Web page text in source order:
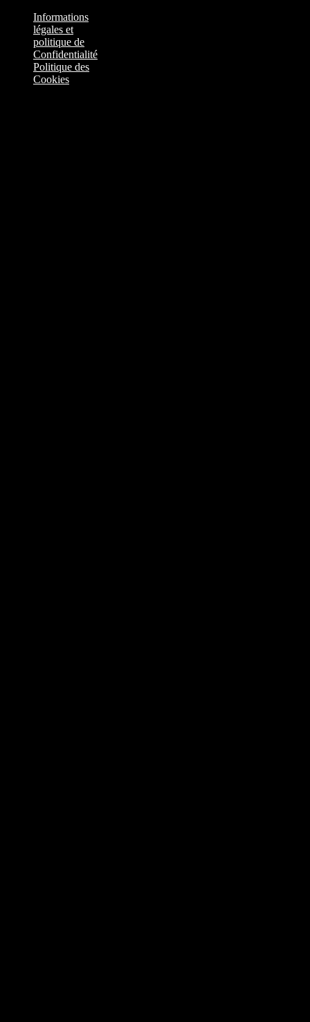
Informations
légales et
politique de
Confidentialité
Politique des
Cookies